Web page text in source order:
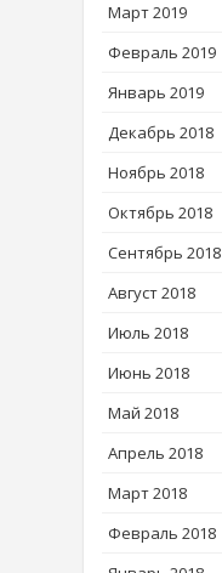
Март 2019
Февраль 2019
Январь 2019
Декабрь 2018
Ноябрь 2018
Октябрь 2018
Сентябрь 2018
Август 2018
Июль 2018
Июнь 2018
Май 2018
Апрель 2018
Март 2018
Февраль 2018